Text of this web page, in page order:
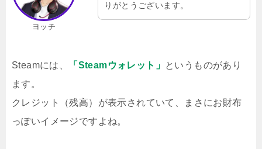
ヨッチ
りがとうございます。
Steamには、 「Steamウォレット」 というものがあり
ます。
クレジット（残高）が表示されていて、まさにお財布
っぽいイメージですよね。